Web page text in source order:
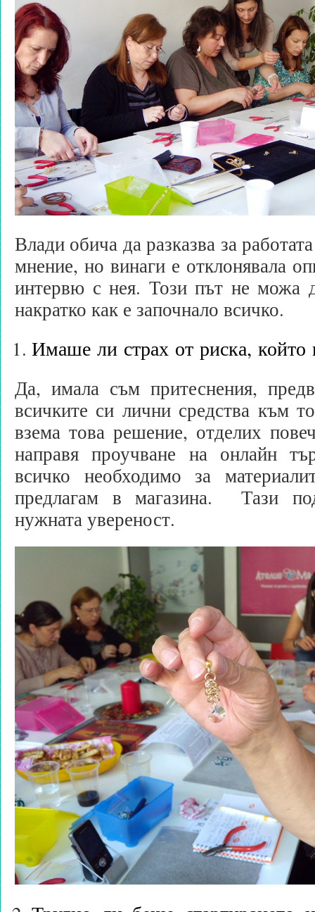
Влади обича да разказва за
мнение, но винаги е отклонявала
интервю с нея. Този път не можа
накратко как е започнало всичко.
Имаше ли страх от риска, който
Да, имала съм притеснения,
всичките си лични средства към
взема това решение, отделих
направя проучване на онлайн
всичко необходимо за
предлагам в магазина. Тази
нужната увереност.